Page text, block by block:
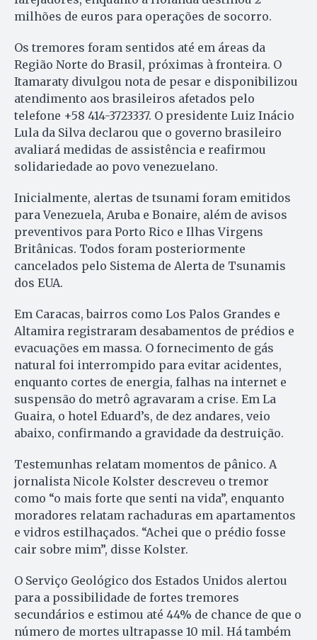
milhões de euros para operações de socorro.
Os tremores foram sentidos até em áreas da
Região Norte do Brasil, próximas à fronteira. O
Itamaraty divulgou nota de pesar e disponibilizou
atendimento aos brasileiros afetados pelo
telefone +58 414-3723337. O presidente Luiz Inácio
Lula da Silva declarou que o governo brasileiro
avaliará medidas de assistência e reafirmou
solidariedade ao povo venezuelano.
Inicialmente, alertas de tsunami foram emitidos
para Venezuela, Aruba e Bonaire, além de avisos
preventivos para Porto Rico e Ilhas Virgens
Britânicas. Todos foram posteriormente
cancelados pelo Sistema de Alerta de Tsunamis
dos EUA.
Em Caracas, bairros como Los Palos Grandes e
Altamira registraram desabamentos de prédios e
evacuações em massa. O fornecimento de gás
natural foi interrompido para evitar acidentes,
enquanto cortes de energia, falhas na internet e
suspensão do metrô agravaram a crise. Em La
Guaira, o hotel Eduard’s, de dez andares, veio
abaixo, confirmando a gravidade da destruição.
Testemunhas relatam momentos de pânico. A
jornalista Nicole Kolster descreveu o tremor
como “o mais forte que senti na vida”, enquanto
moradores relatam rachaduras em apartamentos
e vidros estilhaçados. “Achei que o prédio fosse
cair sobre mim”, disse Kolster.
O Serviço Geológico dos Estados Unidos alertou
para a possibilidade de fortes tremores
secundários e estimou até 44% de chance de que o
número de mortes ultrapasse 10 mil. Há também